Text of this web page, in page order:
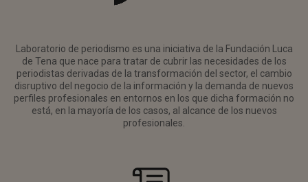
Laboratorio de periodismo es una iniciativa de la Fundación Luca
de Tena que nace para tratar de cubrir las necesidades de los
periodistas derivadas de la transformación del sector, el cambio
disruptivo del negocio de la información y la demanda de nuevos
perfiles profesionales en entornos en los que dicha formación no
está, en la mayoría de los casos, al alcance de los nuevos
profesionales.